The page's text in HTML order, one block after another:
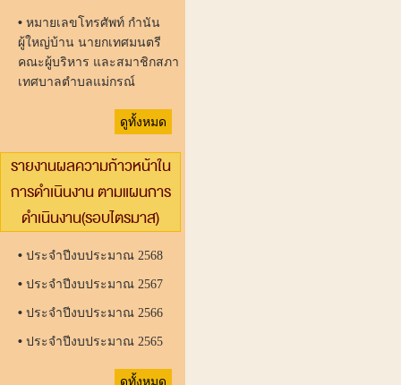
• หมายเลขโทรศัพท์ กำนัน
ผู้ใหญ่บ้าน นายกเทศมนตรี
คณะผู้บริหาร และสมาชิกสภา
เทศบาลตำบลแม่กรณ์
ดูทั้งหมด
รายงานผลความก้าวหน้าใน
การดำเนินงาน ตามแผนการ
ดำเนินงาน(รอบไตรมาส)
• ประจำปีงบประมาณ 2568
• ประจำปีงบประมาณ 2567
• ประจำปีงบประมาณ 2566
• ประจำปีงบประมาณ 2565
ดูทั้งหมด